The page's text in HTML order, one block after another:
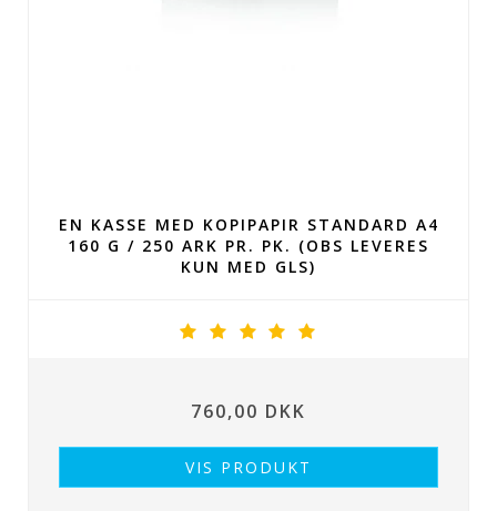
EN KASSE MED KOPIPAPIR STANDARD A4
160 G / 250 ARK PR. PK. (OBS LEVERES
KUN MED GLS)
760,00 DKK
VIS PRODUKT